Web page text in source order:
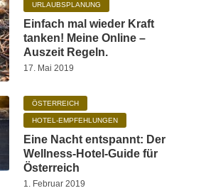
URLAUBSPLANUNG
Einfach mal wieder Kraft
tanken! Meine Online –
Auszeit Regeln.
17. Mai 2019
ÖSTERREICH
HOTEL-EMPFEHLUNGEN
Eine Nacht entspannt: Der
Wellness-Hotel-Guide für
Österreich
1. Februar 2019